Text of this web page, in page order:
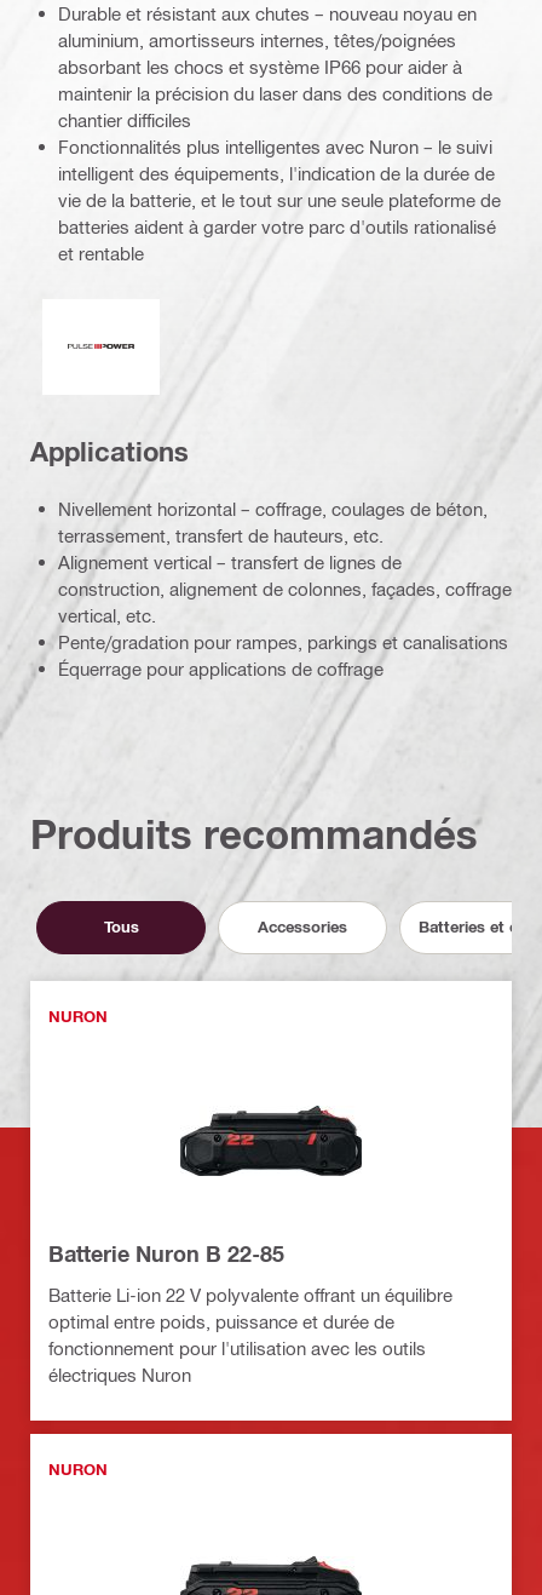
Durable et résistant aux chutes – nouveau noyau en
aluminium, amortisseurs internes, têtes/poignées
absorbant les chocs et système IP66 pour aider à
maintenir la précision du laser dans des conditions de
chantier difficiles
Fonctionnalités plus intelligentes avec Nuron – le suivi
intelligent des équipements, l'indication de la durée de
vie de la batterie, et le tout sur une seule plateforme de
batteries aident à garder votre parc d'outils rationalisé
et rentable
Applications
Nivellement horizontal – coffrage, coulages de béton,
terrassement, transfert de hauteurs, etc.
Alignement vertical – transfert de lignes de
construction, alignement de colonnes, façades, coffrage
vertical, etc.
Pente/gradation pour rampes, parkings et canalisations
Équerrage pour applications de coffrage
Produits recommandés
Tous Accessories Batteries et
NURON
Batterie Nuron B 22-85
Batterie Li-ion 22 V polyvalente offrant un équilibre
optimal entre poids, puissance et durée de
fonctionnement pour l'utilisation avec les outils
électriques Nuron
NURON